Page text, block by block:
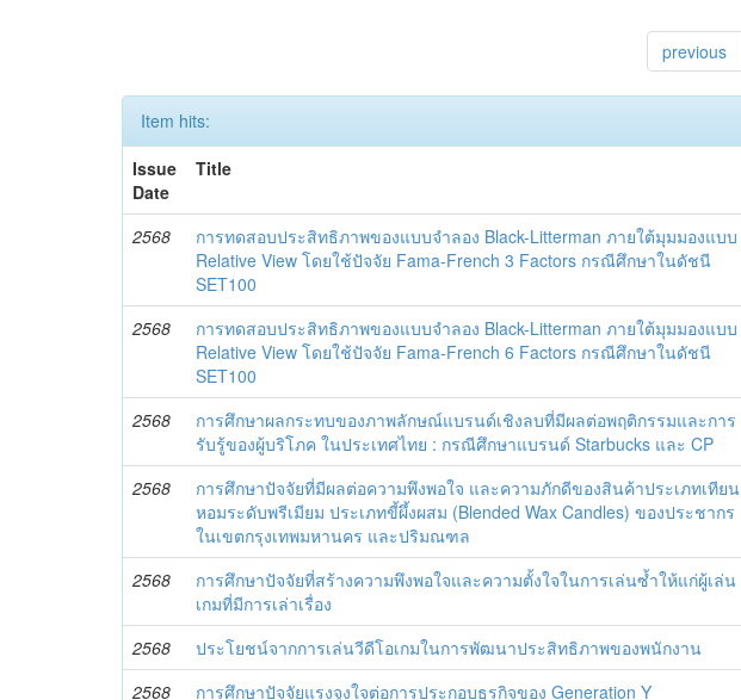
previous
Item hits:
Issue
Date
Title
2568
การทดสอบประสิทธิภาพของแบบจำลอง Black-Litterman ภายใต้มุมมองแบบ
Relative View โดยใช้ปัจจัย Fama-French 3 Factors กรณีศึกษาในดัชนี
SET100
2568
การทดสอบประสิทธิภาพของแบบจำลอง Black-Litterman ภายใต้มุมมองแบบ
Relative View โดยใช้ปัจจัย Fama-French 6 Factors กรณีศึกษาในดัชนี
SET100
2568
การศึกษาผลกระทบของภาพลักษณ์แบรนด์เชิงลบที่มีผลต่อพฤติกรรมและการ
รับรู้ของผู้บริโภค ในประเทศไทย : กรณีศึกษาแบรนด์ Starbucks และ CP
2568
การศึกษาปัจจัยที่มีผลต่อความพึงพอใจ และความภักดีของสินค้าประเภทเทียน
หอมระดับพรีเมียม ประเภทขี้ผึ้งผสม (Blended Wax Candles) ของประชากร
ในเขตกรุงเทพมหานคร และปริมณฑล
2568
การศึกษาปัจจัยที่สร้างความพึงพอใจและความตั้งใจในการเล่นซ้ำให้แก่ผู้เล่น
เกมที่มีการเล่าเรื่อง
2568 ประโยชน์จากการเล่นวีดีโอเกมในการพัฒนาประสิทธิภาพของพนักงาน
2568
การศึกษาปัจจัยแรงจูงใจต่อการประกอบธุรกิจของ Generation Y